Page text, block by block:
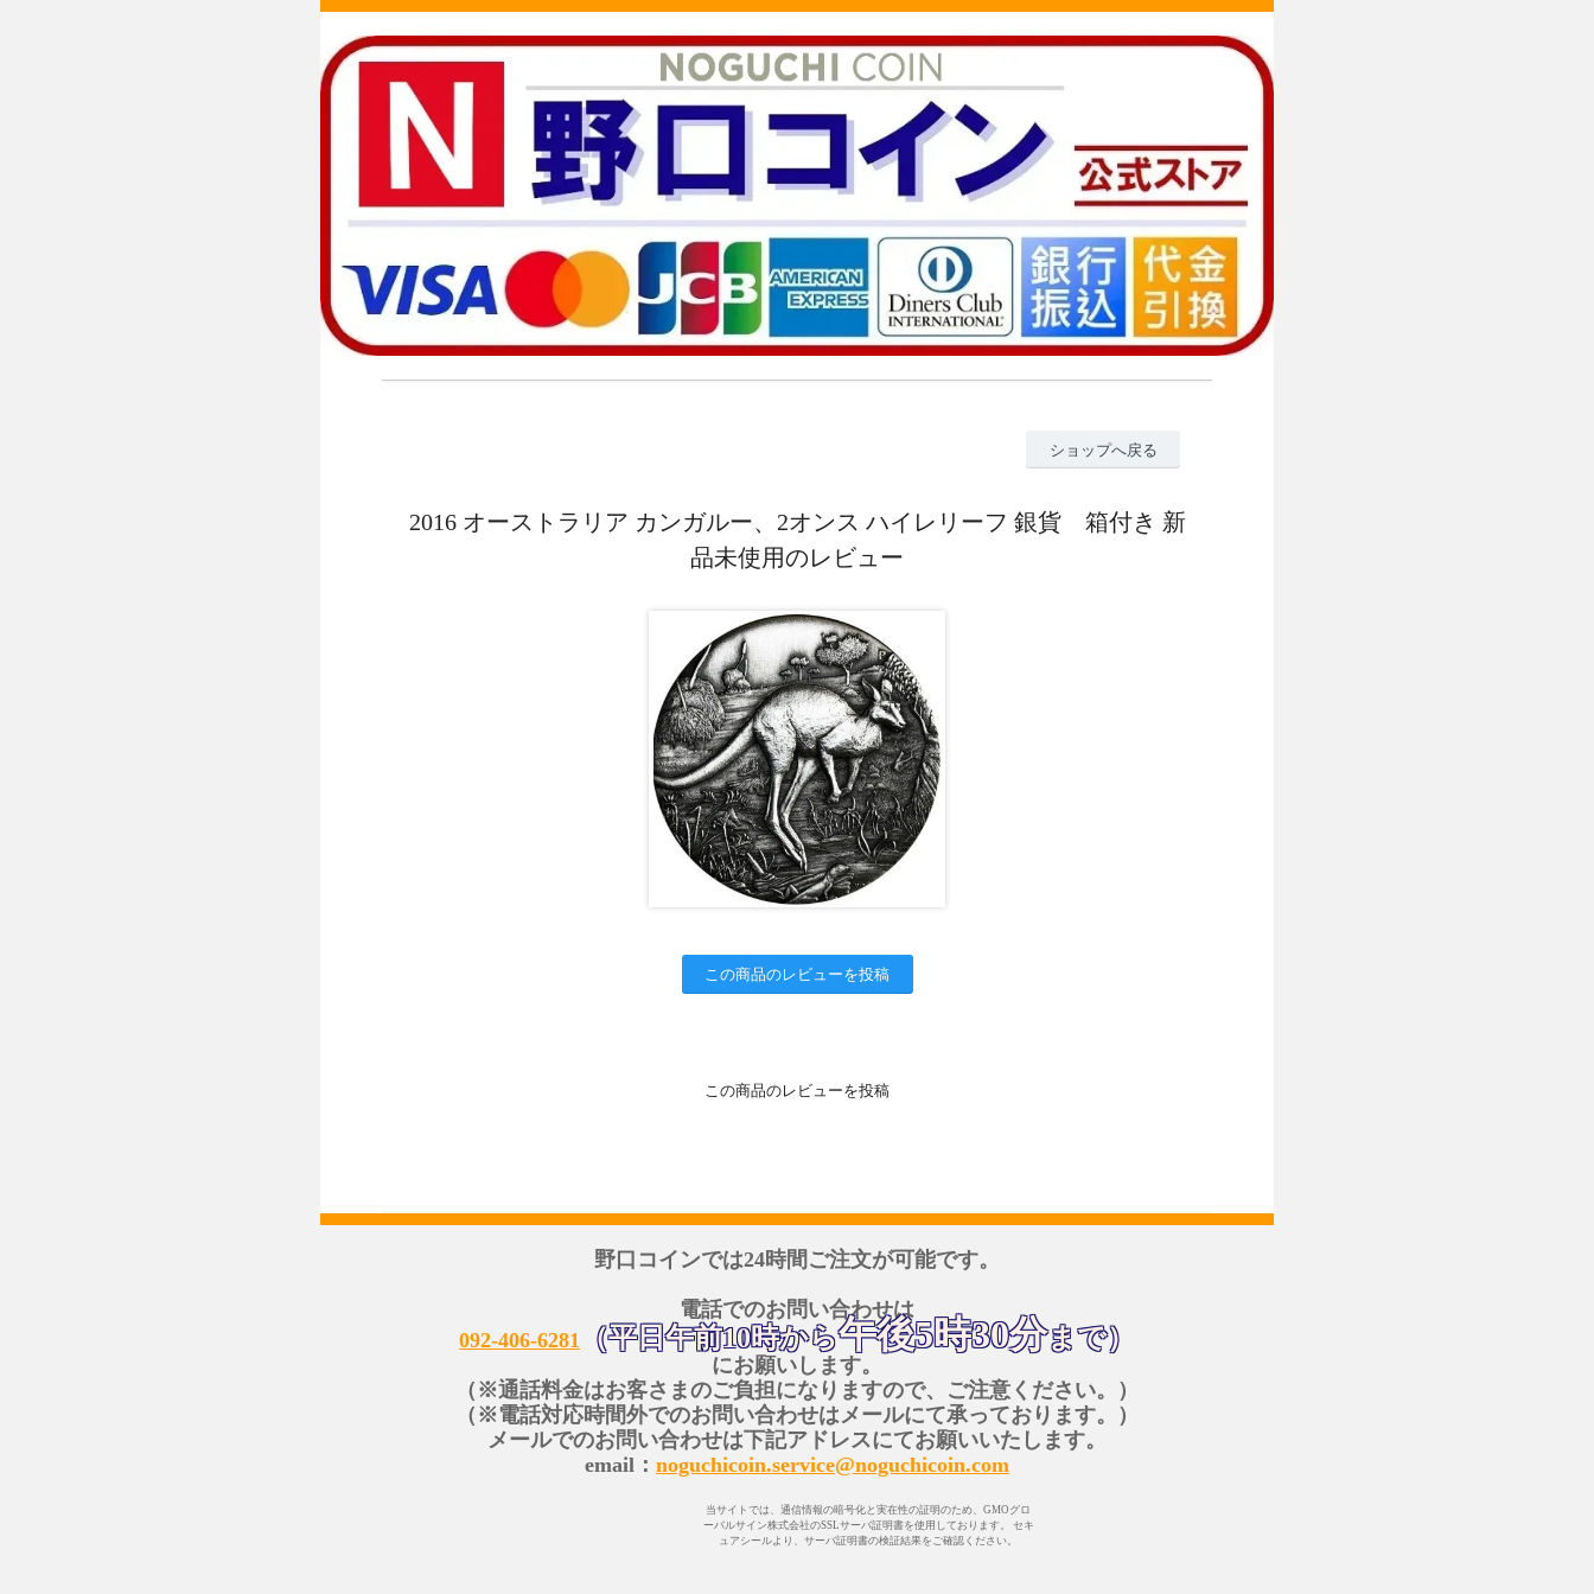
ショップへ戻る
2016 オーストラリア カンガルー、2オンス ハイレリーフ 銀貨 箱付き 新
品未使用のレビュー
この商品のレビューを投稿
この商品のレビューを投稿
野口コインでは24時間ご注文が可能です。
電話でのお問い合わせは
092-406-6281
（平日午前10時から午後5時30分まで）
にお願いします。
（※通話料金はお客さまのご負担になりますので、ご注意ください。）
（※電話対応時間外でのお問い合わせはメールにて承っております。）
メールでのお問い合わせは下記アドレスにてお願いいたします。
email： noguchicoin.service@noguchicoin.com
当サイトでは、通信情報の暗号化と実在性の証明のため、GMOグロ
ーバルサイン株式会社のSSLサーバ証明書を使用しております。 セキ
ュアシールより、サーバ証明書の検証結果をご確認ください。